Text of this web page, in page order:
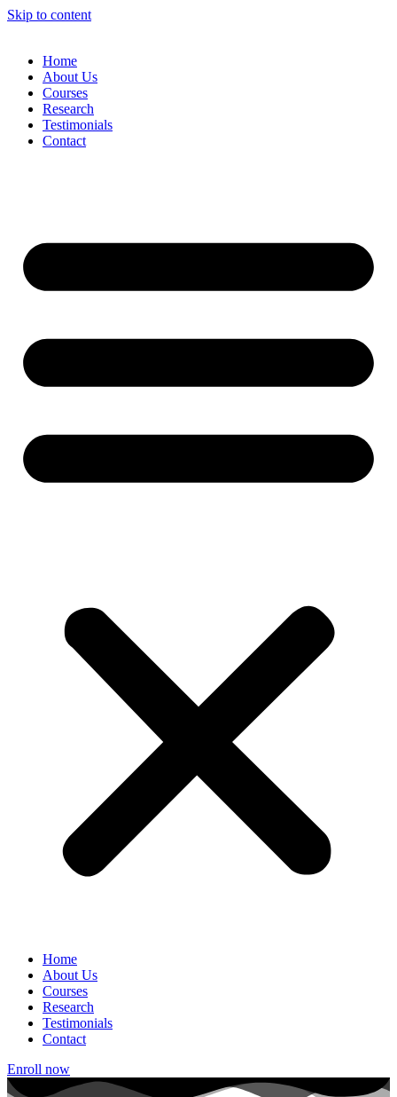
Skip to content
Home
About Us
Courses
Research
Testimonials
Contact
Home
About Us
Courses
Research
Testimonials
Contact
Enroll now